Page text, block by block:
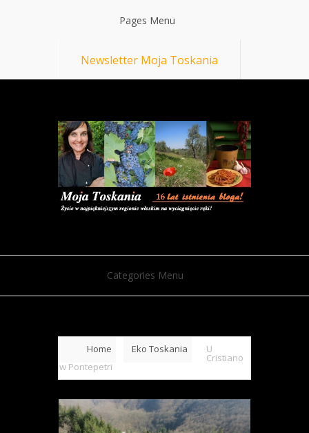
Pages Menu
Newsletter Moja Toskania
Categories Menu
Home Eko Toskania U
Cristiano
w Pontepetri